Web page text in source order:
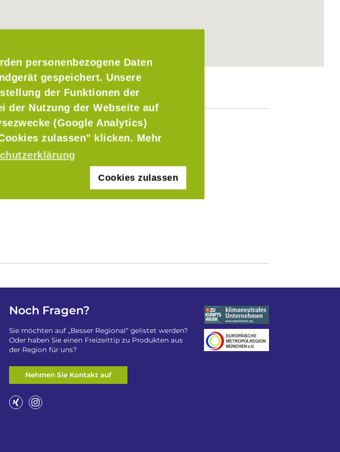
personenbezogene Daten
gespeichert. Unsere
der Funktionen der
der Nutzung der Webseite auf
(Google Analytics)
zulassen" klicken. Mehr
Cookies zulassen
Noch Fragen?
Sie möchten auf „Besser Regional“ gelistet werden?
Oder haben Sie einen Freizeittip zu Produkten aus
der Region für uns?
Nehmen Sie Kontakt auf